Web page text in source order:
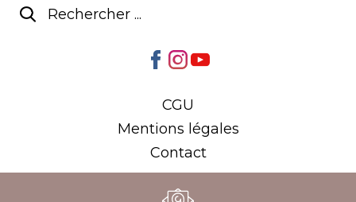
CGU
Mentions légales
Contact